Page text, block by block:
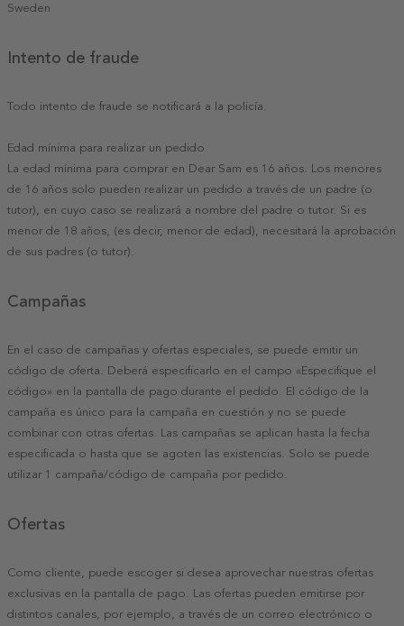
Sweden
Intento de fraude
Todo intento de fraude se notificará a la policía.
Edad mínima para realizar un pedido
La edad mínima para comprar en Dear Sam es 16 años. Los menores
de 16 años solo pueden realizar un pedido a través de un padre (o
tutor), en cuyo caso se realizará a nombre del padre o tutor. Si es
menor de 18 años, (es decir, menor de edad), necesitará la aprobación
de sus padres (o tutor).
Campañas
En el caso de campañas y ofertas especiales, se puede emitir un
código de oferta. Deberá especificarlo en el campo «Especifique el
código» en la pantalla de pago durante el pedido. El código de la
campaña es único para la campaña en cuestión y no se puede
combinar con otras ofertas. Las campañas se aplican hasta la fecha
especificada o hasta que se agoten las existencias. Solo se puede
utilizar 1 campaña/código de campaña por pedido.
Ofertas
Como cliente, puede escoger si desea aprovechar nuestras ofertas
exclusivas en la pantalla de pago. Las ofertas pueden emitirse por
distintos canales, por ejemplo, a través de un correo electrónico o